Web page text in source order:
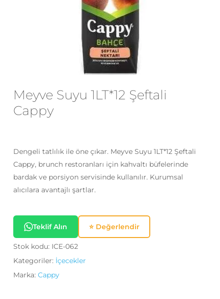
Meyve Suyu 1LT*12 Şeftali
Cappy
Dengeli tatlılık ile öne çıkar. Meyve Suyu 1LT*12 Şeftali
Cappy, brunch restoranları için kahvaltı büfelerinde
bardak ve porsiyon servisinde kullanılır. Kurumsal
alıcılara avantajlı şartlar.
Teklif Alın ⭐ Değerlendir
Stok kodu: ICE-062
Kategoriler: İçecekler
Marka: Cappy
E-posta*
Daha sonraki yorumlarımda
ve site adresim bu tarayıcıya